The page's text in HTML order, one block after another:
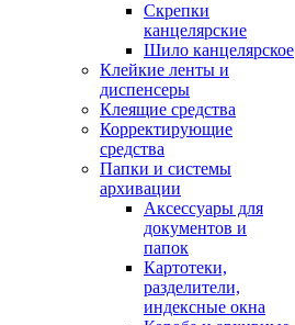
Скрепки
канцелярские
Шило канцелярское
Клейкие ленты и
диспенсеры
Клеящие средства
Корректирующие
средства
Папки и системы
архивации
Аксессуары для
документов и
папок
Картотеки,
разделители,
индексные окна